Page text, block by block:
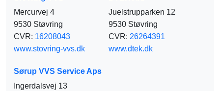
Mercurvej 4
9530 Støvring
CVR: 16208043
www.stovring-vvs.dk
Juelstrupparken 12
9530 Støvring
CVR: 26264391
www.dtek.dk
Sørup VVS Service Aps
Ingerdalsvej 13